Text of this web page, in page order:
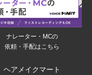
ナレーター・MCの
依頼・手配はこちら
ヘアメイクマート